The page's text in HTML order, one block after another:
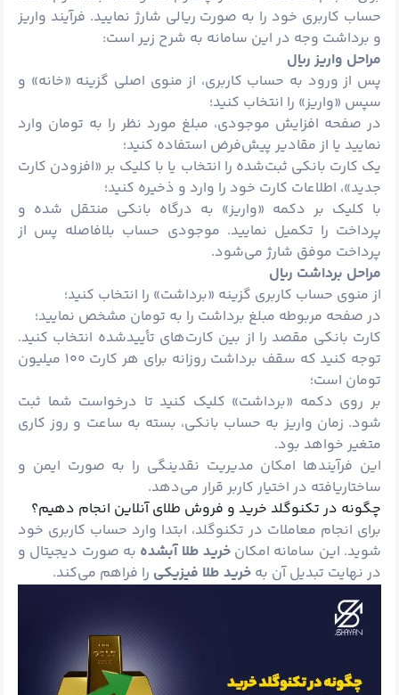
حساب کاربری خود را به صورت ریالی شارژ نمایید. فرآیند واریز
و برداشت وجه در این سامانه به شرح زیر است:
مراحل واریز ریال
پس از ورود به حساب کاربری، از منوی اصلی گزینه «خانه» و
سپس «واریز» را انتخاب کنید؛
در صفحه افزایش موجودی، مبلغ مورد نظر را به تومان وارد
نمایید یا از مقادیر پیش‌فرض استفاده کنید؛
یک کارت بانکی ثبت‌شده را انتخاب یا با کلیک بر «افزودن کارت
جدید»، اطلاعات کارت خود را وارد و ذخیره کنید؛
با کلیک بر دکمه «واریز» به درگاه بانکی منتقل شده و
پرداخت را تکمیل نمایید. موجودی حساب بلافاصله پس از
پرداخت موفق شارژ می‌شود.
مراحل برداشت ریال
از منوی حساب کاربری گزینه «برداشت» را انتخاب کنید؛
در صفحه مربوطه مبلغ برداشت را به تومان مشخص نمایید؛
کارت بانکی مقصد را از بین کارت‌های تأییدشده انتخاب کنید.
توجه کنید که سقف برداشت روزانه برای هر کارت ۱۰۰ میلیون
تومان است؛
بر روی دکمه «برداشت» کلیک کنید تا درخواست شما ثبت
شود. زمان واریز به حساب بانکی، بسته به ساعت و روز کاری
متغیر خواهد بود.
این فرآیندها امکان مدیریت نقدینگی را به‌ صورت ایمن و
ساختاریافته در اختیار کاربر قرار می‌دهد.
چگونه در تکنوگلد خرید و فروش طلای آنلاین انجام دهیم؟
برای انجام معاملات در تکنوگلد، ابتدا وارد حساب کاربری خود
شوید. این سامانه امکانخرید طلا آبشده به صورت دیجیتال و
در نهایت تبدیل آن به خرید طلا فیزیکی را فراهم می‌کند.